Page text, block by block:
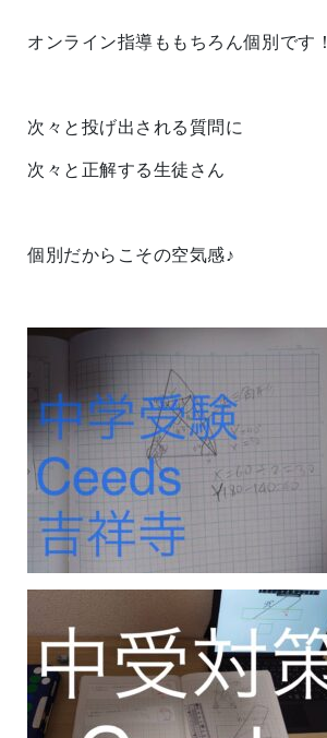
オンライン指導ももちろん個別です！
次々と投げ出される質問に
次々と正解する生徒さん
個別だからこその空気感♪